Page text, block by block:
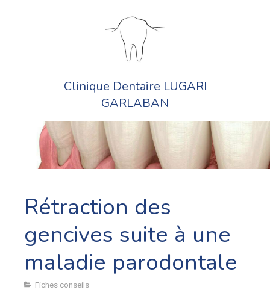
Clinique Dentaire LUGARI
GARLABAN
Rétraction des
gencives suite à une
maladie parodontale
Fiches conseils